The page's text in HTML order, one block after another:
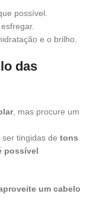
possível.
esfregar.
e o brilho.
das
, mas procure um
tingidas de tons
possível
um cabelo